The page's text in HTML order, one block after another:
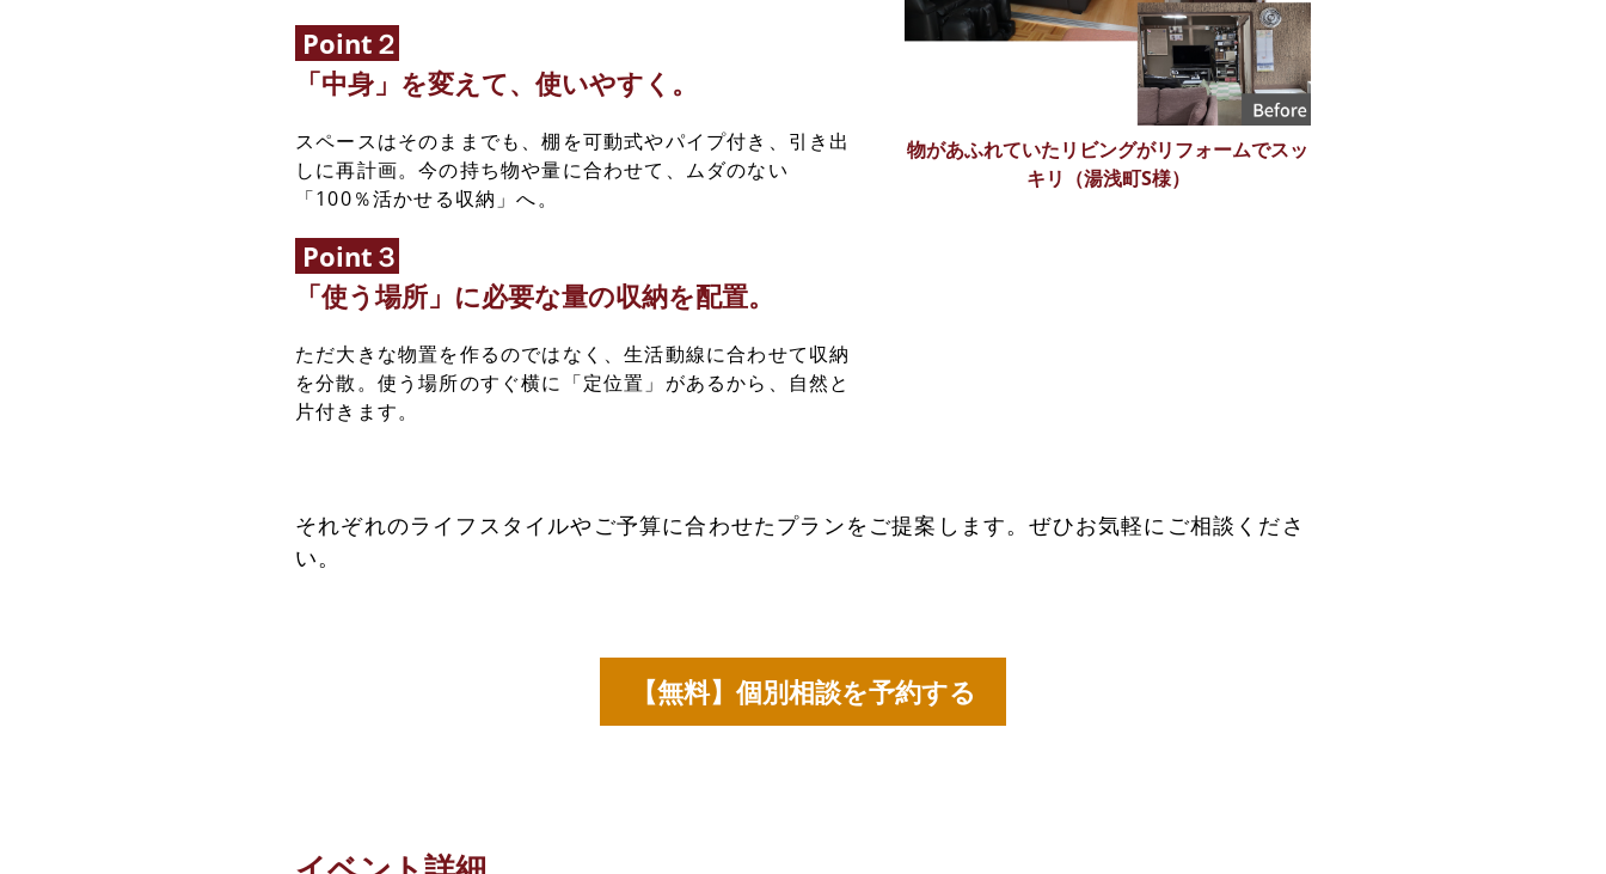
Point２
「中身」を変えて、使いやすく。
スペースはそのままでも、棚を可動式やパイプ付き、引き出
しに再計画。今の持ち物や量に合わせて、ムダのない
「100％活かせる収納」へ。
Point３
「使う場所」に必要な量の収納を配置。
ただ大きな物置を作るのではなく、生活動線に合わせて収納
を分散。使う場所のすぐ横に「定位置」があるから、自然と
片付きます。
物があふれていたリビングがリフォームでスッ
キリ（湯浅町S様）
それぞれのライフスタイルやご予算に合わせたプランをご提案します。ぜひお気軽にご相談くださ
い。
【無料】個別相談を予約する